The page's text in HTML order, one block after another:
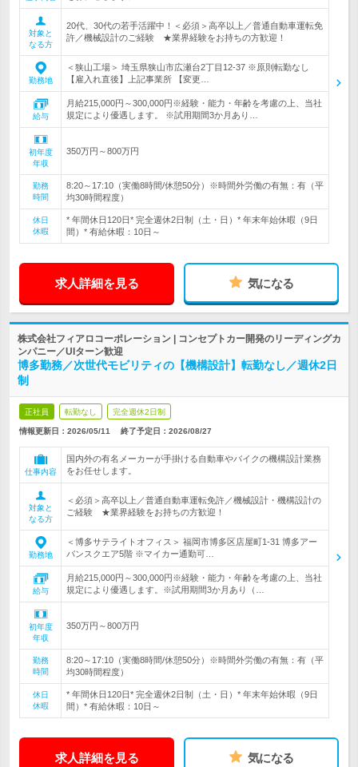
対象と
なる方
20代、30代の若手活躍中！＜必須＞高卒以上／普通自動車運転免
許／機械設計のご経験 ★業界経験をお持ちの方歓迎！
勤務地
＜狭山工場＞ 埼玉県狭山市広瀬台2丁目12-37 ※原則転勤なし
【雇入れ直後】上記事業所 【変更…
給与
月給215,000円～300,000円※経験・能力・年齢を考慮の上、当社
規定により優遇します。 ※試用期間3か月あり…
初年度
年収
350万円～800万円
勤務
時間
8:20～17:10（実働8時間/休憩50分）※時間外労働の有無：有（平
均30時間程度）
休日
休暇
* 年間休日120日* 完全週休2日制（土・日）* 年末年始休暇（9日
間）* 有給休暇：10日～
求人詳細を見る 気になる
株式会社フィアロコーポレーション | コンセプトカー開発のリーディングカ
ンパニー／UIターン歓迎
博多勤務／次世代モビリティの【機構設計】転勤なし／週休2日
制
正社員 転勤なし 完全週休2日制
情報更新日：2026/05/11 終了予定日： 2026/08/27
仕事内容
国内外の有名メーカーが手掛ける自動車やバイクの機構設計業務
をお任せします。
対象と
なる方
＜必須＞高卒以上／普通自動車運転免許／機械設計・機構設計の
ご経験 ★業界経験をお持ちの方歓迎！
勤務地
＜博多サテライトオフィス＞ 福岡市博多区店屋町1-31 博多アー
バンスクエア5階 ※マイカー通勤可…
給与
月給215,000円～300,000円※経験・能力・年齢を考慮の上、当社
規定により優遇します。※試用期間3か月あり（…
初年度
年収
350万円～800万円
勤務
時間
8:20～17:10（実働8時間/休憩50分）※時間外労働の有無：有（平
均30時間程度）
休日
休暇
* 年間休日120日* 完全週休2日制（土・日）* 年末年始休暇（9日
間）* 有給休暇：10日～
求人詳細を見る 気になる